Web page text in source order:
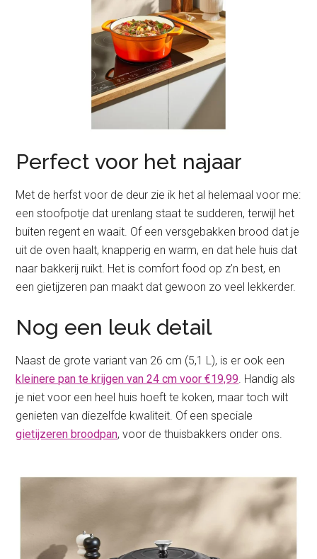
Perfect voor het najaar
Met de herfst voor de deur zie ik het al helemaal voor me:
een stoofpotje dat urenlang staat te sudderen, terwijl het
buiten regent en waait. Of een versgebakken brood dat je
uit de oven haalt, knapperig en warm, en dat hele huis dat
naar bakkerij ruikt. Het is comfort food op z’n best, en
een gietijzeren pan maakt dat gewoon zo veel lekkerder.
Nog een leuk detail
Naast de grote variant van 26 cm (5,1 L), is er ook een
kleinere pan te krijgen van 24 cm voor €19,99. Handig als
je niet voor een heel huis hoeft te koken, maar toch wilt
genieten van diezelfde kwaliteit. Of een speciale
gietijzeren broodpan, voor de thuisbakkers onder ons.